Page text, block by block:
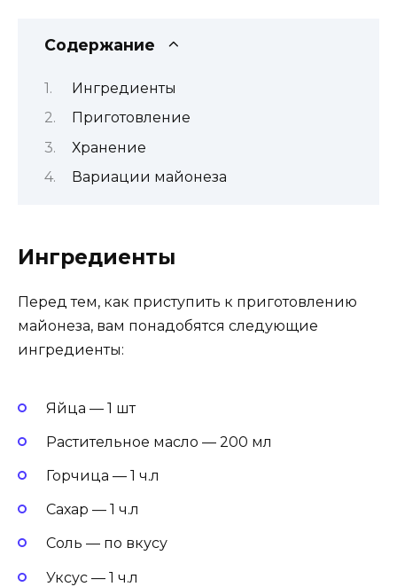
Содержание
Ингредиенты
Приготовление
Хранение
Вариации майонеза
Ингредиенты
Перед тем, как приступить к приготовлению
майонеза, вам понадобятся следующие
ингредиенты:
Яйца — 1 шт
Растительное масло — 200 мл
Горчица — 1 ч.л
Сахар — 1 ч.л
Соль — по вкусу
Уксус — 1 ч.л